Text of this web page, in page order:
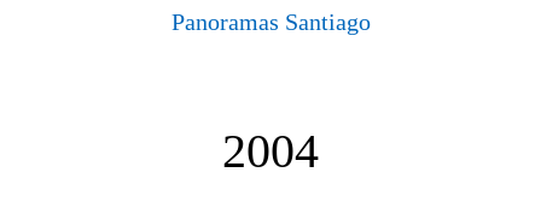
Panoramas Santiago
2004